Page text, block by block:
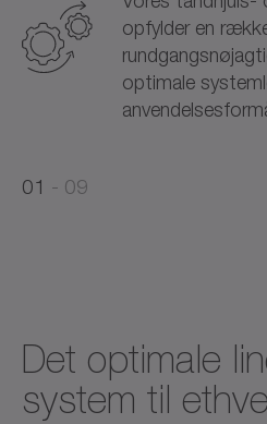
opfylder en
optimale
01
09
Det optimale
system til